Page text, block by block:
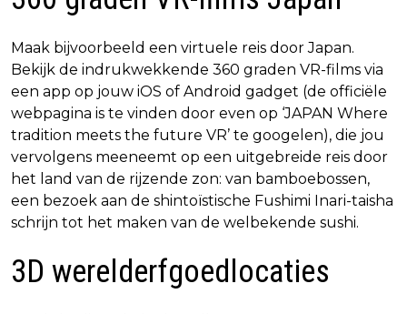
Maak bijvoorbeeld een virtuele reis door Japan.
Bekijk de indrukwekkende 360 graden VR-films via
een app op jouw iOS of Android gadget (de officiële
webpagina is te vinden door even op ‘JAPAN Where
tradition meets the future VR’ te googelen), die jou
vervolgens meeneemt op een uitgebreide reis door
het land van de rijzende zon: van bamboebossen,
een bezoek aan de shintoïstische Fushimi Inari-taisha
schrijn tot het maken van de welbekende sushi.
3D werelderfgoedlocaties